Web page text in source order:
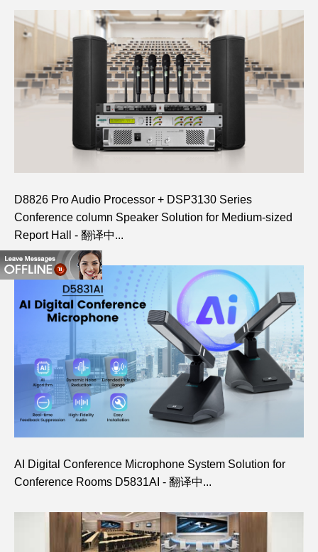
D8826 Pro Audio Processor + DSP3130 Series
Conference column Speaker Solution for Medium-sized
Report Hall - 翻译中...
AI Digital Conference Microphone System Solution for
Conference Rooms D5831AI - 翻译中...